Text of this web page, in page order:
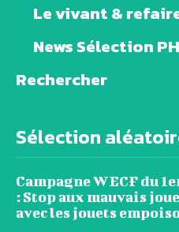
Le vivant &
News Sélection
Rechercher
Sélection
Campagne WECF du
: Stop aux mauvais
avec les jouets